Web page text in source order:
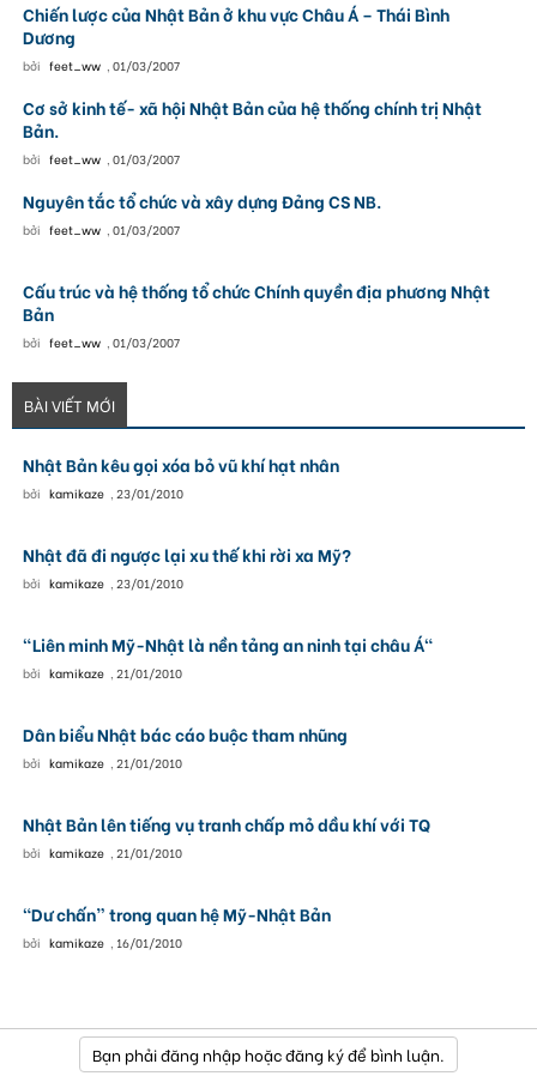
Chiến lược của Nhật Bản ở khu vực Châu Á – Thái Bình
Dương
bởi feet_ww , 01/03/2007
Cơ sở kinh tế- xã hội Nhật Bản của hệ thống chính trị Nhật
Bản.
bởi feet_ww , 01/03/2007
Nguyên tắc tổ chức và xây dựng Đảng CS NB.
bởi feet_ww , 01/03/2007
Cấu trúc và hệ thống tổ chức Chính quyền địa phương Nhật
Bản
bởi feet_ww , 01/03/2007
BÀI VIẾT MỚI
Nhật Bản kêu gọi xóa bỏ vũ khí hạt nhân
bởi kamikaze , 23/01/2010
Nhật đã đi ngược lại xu thế khi rời xa Mỹ?
bởi kamikaze , 23/01/2010
"Liên minh Mỹ-Nhật là nền tảng an ninh tại châu Á"
bởi kamikaze , 21/01/2010
Dân biểu Nhật bác cáo buộc tham nhũng
bởi kamikaze , 21/01/2010
Nhật Bản lên tiếng vụ tranh chấp mỏ dầu khí với TQ
bởi kamikaze , 21/01/2010
“Dư chấn” trong quan hệ Mỹ-Nhật Bản
bởi kamikaze , 16/01/2010
Bạn phải đăng nhập hoặc đăng ký để bình luận.